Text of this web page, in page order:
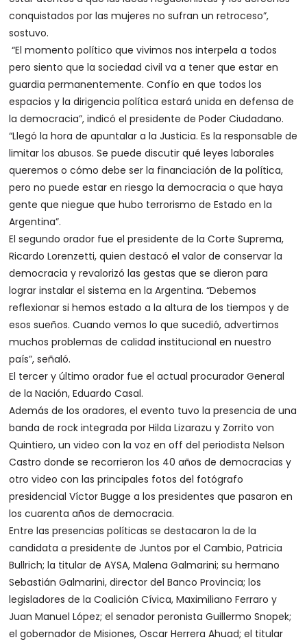
conquistados por las mujeres no sufran un retroceso”,
sostuvo.
“El momento político que vivimos nos interpela a todos
pero siento que la sociedad civil va a tener que estar en
guardia permanentemente. Confío en que todos los
espacios y la dirigencia política estará unida en defensa de
la democracia”, indicó el presidente de Poder Ciudadano.
“Llegó la hora de apuntalar a la Justicia. Es la responsable de
limitar los abusos. Se puede discutir qué leyes laborales
queremos o cómo debe ser la financiación de la política,
pero no puede estar en riesgo la democracia o que haya
gente que niegue que hubo terrorismo de Estado en la
Argentina”.
El segundo orador fue el presidente de la Corte Suprema,
Ricardo Lorenzetti, quien destacó el valor de conservar la
democracia y revalorizó las gestas que se dieron para
lograr instalar el sistema en la Argentina. “Debemos
reflexionar si hemos estado a la altura de los tiempos y de
esos sueños. Cuando vemos lo que sucedió, advertimos
muchos problemas de calidad institucional en nuestro
país”, señaló.
El tercer y último orador fue el actual procurador General
de la Nación, Eduardo Casal.
Además de los oradores, el evento tuvo la presencia de una
banda de rock integrada por Hilda Lizarazu y Zorrito von
Quintiero, un video con la voz en off del periodista Nelson
Castro donde se recorrieron los 40 años de democracias y
otro video con las principales fotos del fotógrafo
presidencial Víctor Bugge a los presidentes que pasaron en
los cuarenta años de democracia.
Entre las presencias políticas se destacaron la de la
candidata a presidente de Juntos por el Cambio, Patricia
Bullrich; la titular de AYSA, Malena Galmarini; su hermano
Sebastián Galmarini, director del Banco Provincia; los
legisladores de la Coalición Cívica, Maximiliano Ferraro y
Juan Manuel López; el senador peronista Guillermo Snopek;
el gobernador de Misiones, Oscar Herrera Ahuad; el titular